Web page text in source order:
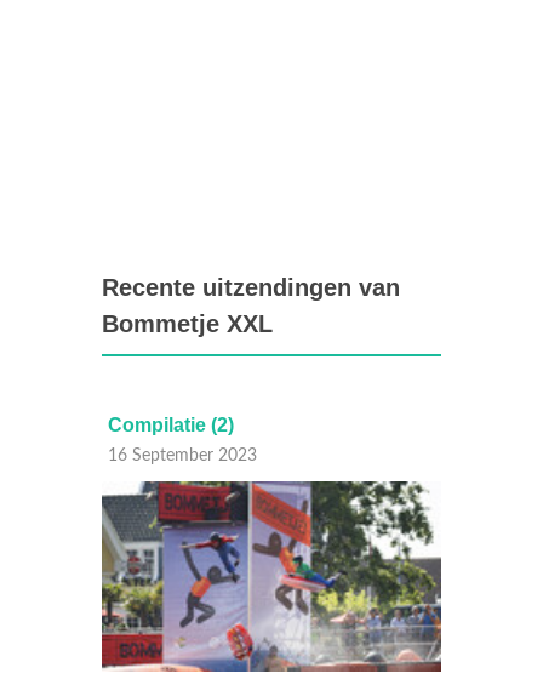
Recente uitzendingen van
Bommetje XXL
Anne Appelo
09 September 2023